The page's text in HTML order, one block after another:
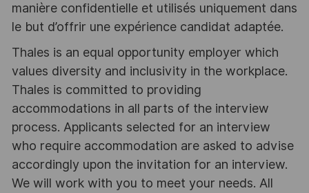
manière confidentielle et utilisés uniquement dans
le but d’offrir une expérience candidat adaptée.
Thales is an equal opportunity employer which
values diversity and inclusivity in the workplace.
Thales is committed to providing
accommodations in all parts of the interview
process. Applicants selected for an interview
who require accommodation are asked to advise
accordingly upon the invitation for an interview.
We will work with you to meet your needs. All